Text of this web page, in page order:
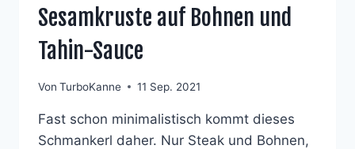
Sesamkruste auf Bohnen und
Tahin-Sauce
Von TurboKanne 11 Sep. 2021
Fast schon minimalistisch kommt dieses
Schmankerl daher. Nur Steak und Bohnen,